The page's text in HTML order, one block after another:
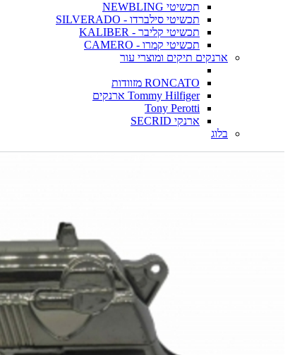
תכשיטי NEWBLING
תכשיטי סילברדו - SILVERADO
תכשיטי קליבר - KALIBER
תכשיטי קמרו - CAMERO
ארנקים תיקים ומוצרי עור
RONCATO מזוודות
Tommy Hilfiger ארנקים
Tony Perotti
ארנקי SECRID
בלוג